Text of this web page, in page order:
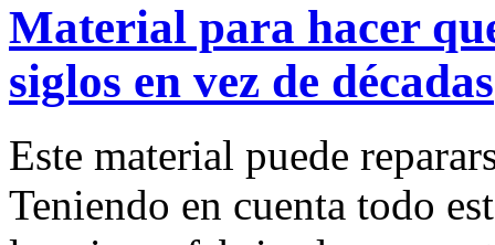
Material para hacer
siglos en vez de décadas
Este material puede
Teniendo en cuenta todo